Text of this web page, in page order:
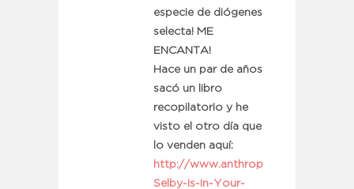
especie de diógenes
selecta! ME
ENCANTA!
Hace un par de años
sacó un libro
recopilatorio y he
visto el otro día que
lo venden aquí:
http://www.anthropologie.eu/
Selby-Is-In-Your-